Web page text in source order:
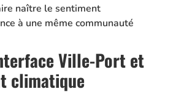
naître le sentiment
à une même communauté
Ville-Port et
climatique